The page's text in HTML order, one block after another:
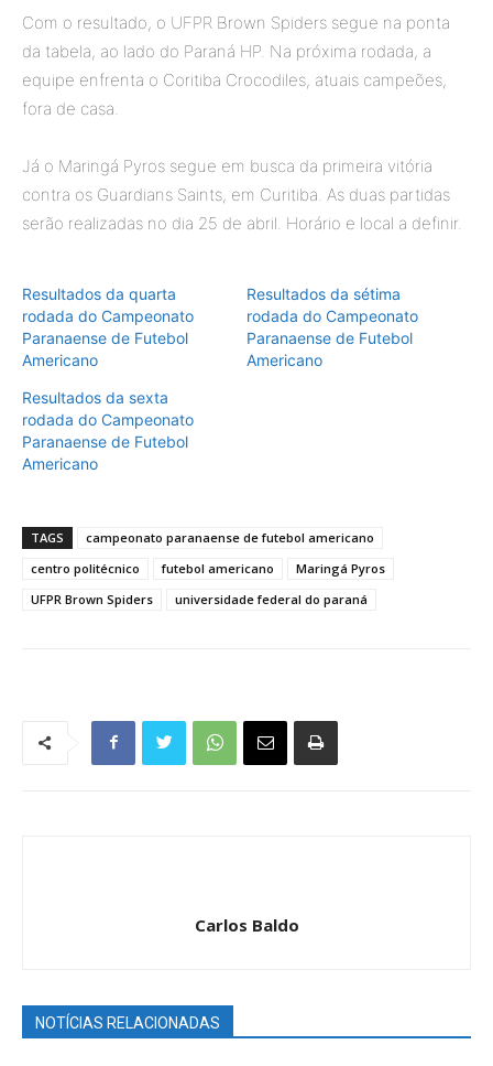
Com o resultado, o UFPR Brown Spiders segue na ponta
da tabela, ao lado do Paraná HP. Na próxima rodada, a
equipe enfrenta o Coritiba Crocodiles, atuais campeões,
fora de casa.
Já o Maringá Pyros segue em busca da primeira vitória
contra os Guardians Saints, em Curitiba. As duas partidas
serão realizadas no dia 25 de abril. Horário e local a definir.
Resultados da quarta
rodada do Campeonato
Paranaense de Futebol
Americano
Resultados da sétima
rodada do Campeonato
Paranaense de Futebol
Americano
Resultados da sexta
rodada do Campeonato
Paranaense de Futebol
Americano
TAGS
campeonato paranaense de futebol americano
centro politécnico
futebol americano
Maringá Pyros
UFPR Brown Spiders
universidade federal do paraná
Carlos Baldo
NOTÍCIAS RELACIONADAS